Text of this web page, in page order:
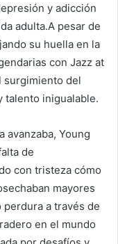
y adicción
adulta.A pesar de
su huella en la
con Jazz at
surgimiento del
talento inigualable.
avanzaba, Young
de
con tristeza cómo
mayores
perdura a través de
en el mundo